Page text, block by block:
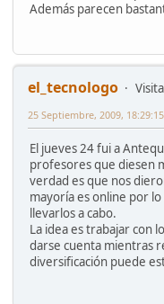
Además parecen
el_tecnologo
25 Septiembre, 2009,
El jueves 24 fui a
profesores que diesen
verdad es que nos
mayoría es online por
llevarlos a cabo.
La idea es trabajar con
darse cuenta mientras
diversificación puede